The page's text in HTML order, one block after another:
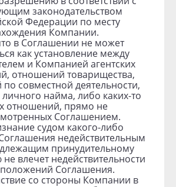
законодательством
Федерации по месту
Компании.
в Соглашении не может
как установление между
и Компанией агентских
отношений товарищества,
совместной деятельности,
найма, либо каких-то
отношений, прямо не
Соглашением.
судом какого-либо
недействительным
принудительному
влечет недействительности
Соглашения.
со стороны Компании в